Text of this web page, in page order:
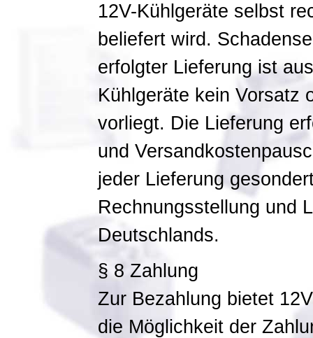
12V-Kühlgeräte selbst
beliefert wird.
erfolgter Lieferung ist
Kühlgeräte kein Vorsatz
vorliegt. Die Lieferung
und
jeder Lieferung
Rechnungsstellung und
Deutschlands.
§ 8 Zahlung
Zur Bezahlung bietet
die Möglichkeit der